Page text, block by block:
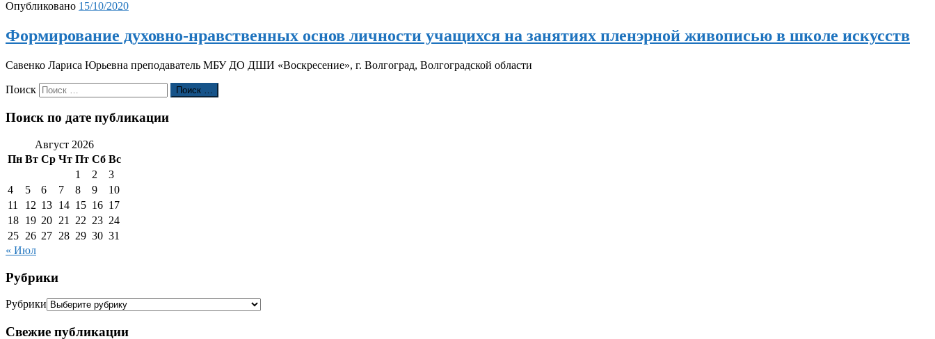
Опубликовано 15/10/2020
Формирование духовно-нравственных основ личности учащихся на занятиях пленэрной живописью в школе искусств
Савенко Лариса Юрьевна преподаватель МБУ ДО ДШИ «Воскресение», г. Волгоград, Волгоградской области
Поиск Поиск …
Поиск по дате публикации
Август 2026
Пн Вт Ср Чт Пт Сб Вс
1
2
3
4
5 6 7 8 9
10
11
12 13 14 15 16 17
18 19 20 21 22 23 24
25 26 27 28 29 30 31
« Июл
Рубрики
Рубрики
Свежие публикации